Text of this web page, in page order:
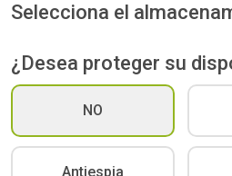
Selecciona el
¿Desea proteger su
NO
Antiespia